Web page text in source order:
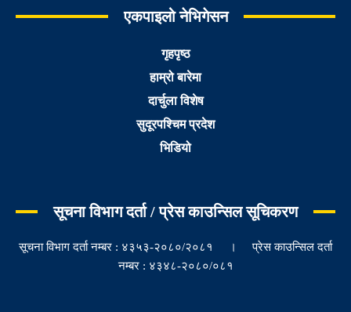
एकपाइलो नेभिगेसन
गृहपृष्ठ
हाम्रो बारेमा
दार्चुला विशेष
सुदूरपश्चिम प्रदेश
भिडियो
सूचना विभाग दर्ता / प्रेस काउन्सिल सूचिकरण
सूचना विभाग दर्ता नम्बर : ४३५३-२०८०/२०८१ । प्रेस काउन्सिल दर्ता
नम्बर : ४३४८-२०८०/०८१